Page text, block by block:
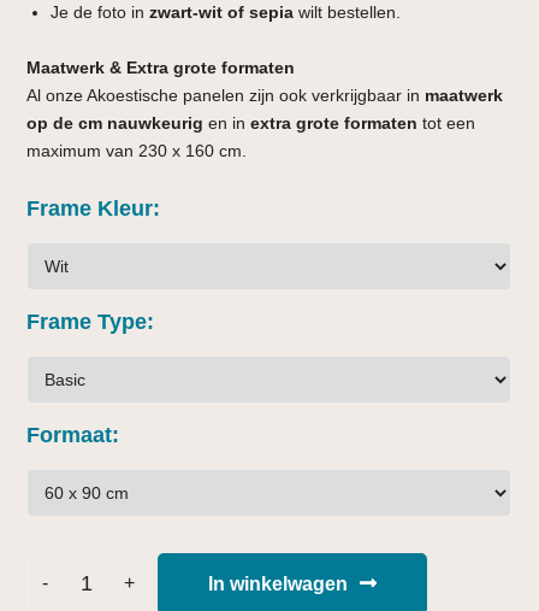
Je de foto inzwart-wit of sepiawilt bestellen.
Maatwerk & Extra grote formaten
Al onze Akoestische panelen zijn ook verkrijgbaar in maatwerk
op de cm nauwkeurig en inextra grote formatentot een
maximum van 230 x 160 cm.
Frame Kleur
Frame Type
Formaat
In winkelwagen